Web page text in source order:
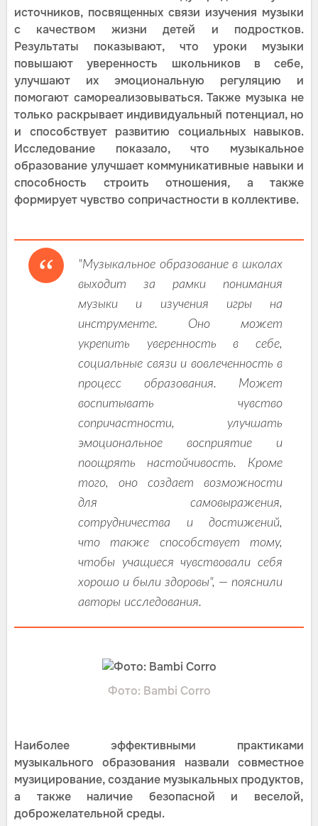
источников, посвященных связи изучения музыки
с качеством жизни детей и подростков.
Результаты показывают, что уроки музыки
повышают уверенность школьников в себе,
улучшают их эмоциональную регуляцию и
помогают самореализовываться. Также музыка не
только раскрывает индивидуальный потенциал, но
и способствует развитию социальных навыков.
Исследование показало, что музыкальное
образование улучшает коммуникативные навыки и
способность строить отношения, а также
формирует чувство сопричастности в коллективе.
"Музыкальное образование в школах
выходит за рамки понимания
музыки и изучения игры на
инструменте. Оно может
укрепить уверенность в себе,
социальные связи и вовлеченность в
процесс образования. Может
воспитывать чувство
сопричастности, улучшать
эмоциональное восприятие и
поощрять настойчивость. Кроме
того, оно создает возможности
для самовыражения,
сотрудничества и достижений,
что также способствует тому,
чтобы учащиеся чувствовали себя
хорошо и были здоровы", — пояснили
авторы исследования.
Фото: Bambi Corro
Наиболее эффективными практиками
музыкального образования назвали совместное
музицирование, создание музыкальных продуктов,
а также наличие безопасной и веселой,
доброжелательной среды.